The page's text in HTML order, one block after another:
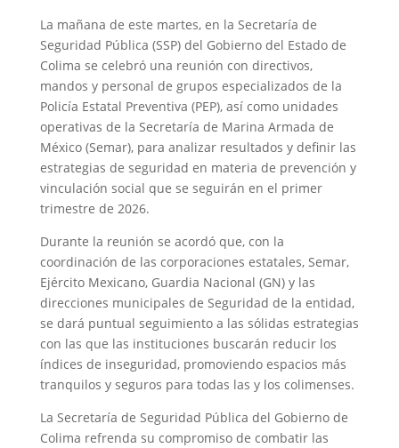
La mañana de este martes, en la Secretaría de
Seguridad Pública (SSP) del Gobierno del Estado de
Colima se celebró una reunión con directivos,
mandos y personal de grupos especializados de la
Policía Estatal Preventiva (PEP), así como unidades
operativas de la Secretaría de Marina Armada de
México (Semar), para analizar resultados y definir las
estrategias de seguridad en materia de prevención y
vinculación social que se seguirán en el primer
trimestre de 2026.
Durante la reunión se acordó que, con la
coordinación de las corporaciones estatales, Semar,
Ejército Mexicano, Guardia Nacional (GN) y las
direcciones municipales de Seguridad de la entidad,
se dará puntual seguimiento a las sólidas estrategias
con las que las instituciones buscarán reducir los
índices de inseguridad, promoviendo espacios más
tranquilos y seguros para todas las y los colimenses.
La Secretaría de Seguridad Pública del Gobierno de
Colima refrenda su compromiso de combatir las